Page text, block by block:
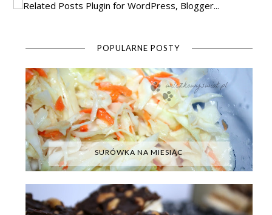
POPULARNE POSTY
SURÓWKA NA MIESIĄC